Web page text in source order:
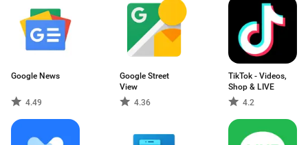
Google News
4.49
Google Street
View
4.36
TikTok - Videos,
Shop & LIVE
4.2